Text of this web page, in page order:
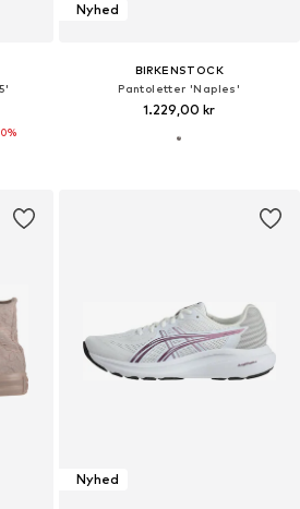
Nyhed
BIRKENSTOCK
Pantoletter 'Naples'
1.229,00 kr
Nyhed